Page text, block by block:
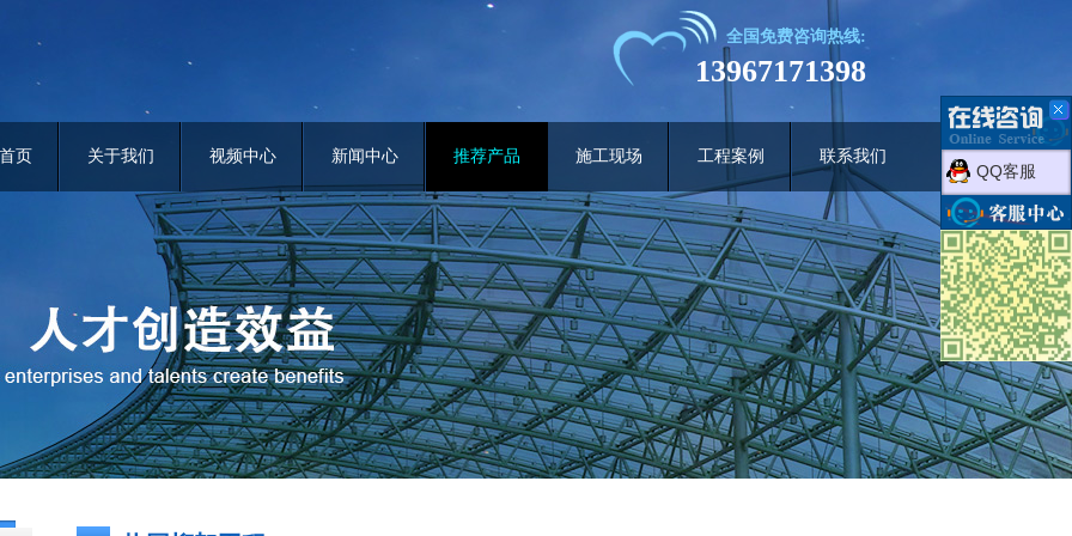
全国免费咨询热线:
13967171398
页 关于我们 视频中心 新闻中心 推荐产品 施工现场 工程案例 联系我们
QQ客服